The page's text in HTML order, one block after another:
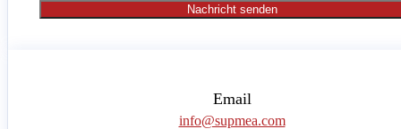
Nachricht senden
Email
info@supmea.com